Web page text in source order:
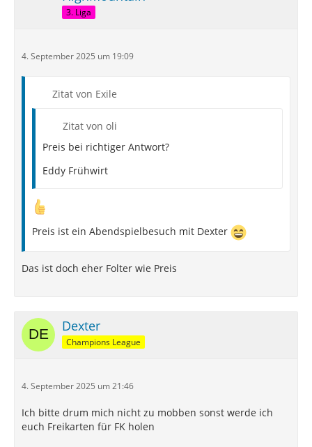
3. Liga
4. September 2025 um 19:09
Zitat von Exile
Zitat von oli
Preis bei richtiger Antwort?
Eddy Frühwirt
Preis ist ein Abendspielbesuch mit Dexter
Das ist doch eher Folter wie Preis
Dexter
Champions League
4. September 2025 um 21:46
Ich bitte drum mich nicht zu mobben sonst werde ich
euch Freikarten für FK holen